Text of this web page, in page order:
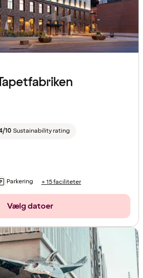
10 Sustainability rating
Parkering + 15 faciliteter
Vælg datoer